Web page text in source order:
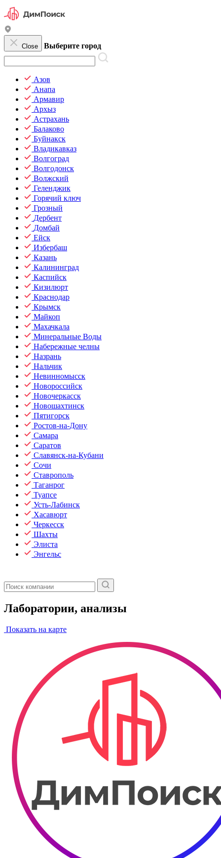
Close Выберите город
Азов
Анапа
Армавир
Архыз
Астрахань
Балаково
Буйнакск
Владикавказ
Волгоград
Волгодонск
Волжский
Геленджик
Горячий ключ
Грозный
Дербент
Домбай
Ейск
Избербаш
Казань
Калининград
Каспийск
Кизилюрт
Краснодар
Крымск
Майкоп
Махачкала
Минеральные Воды
Набережные челны
Назрань
Нальчик
Невинномысск
Новороссийск
Новочеркасск
Новошахтинск
Пятигорск
Ростов-на-Дону
Самара
Саратов
Славянск-на-Кубани
Сочи
Ставрополь
Таганрог
Туапсе
Усть-Лабинск
Хасавюрт
Черкесск
Шахты
Элиста
Энгельс
Лаборатории, анализы
Показать на карте